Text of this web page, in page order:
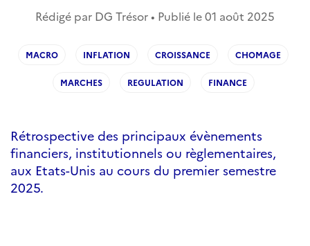
Rédigé par DG Trésor • Publié le01 août 2025
MACRO INFLATION CROISSANCE CHOMAGE
MARCHES REGULATION FINANCE
Rétrospective des principaux évènements
financiers, institutionnels ou règlementaires,
aux Etats-Unis au cours du premier semestre
2025.